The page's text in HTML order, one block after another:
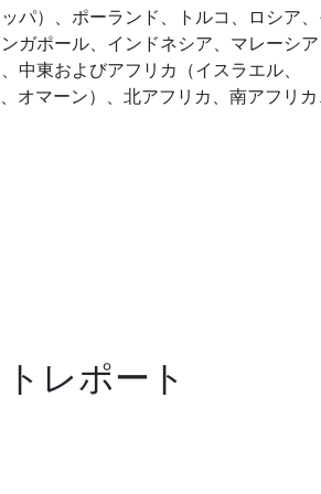
パ）、ポーランド、トルコ、ロシア
ポール、インドネシア、マレーシア
中東およびアフリカ（イスラエル、
オマーン）、北アフリカ、南アフリ
レポート